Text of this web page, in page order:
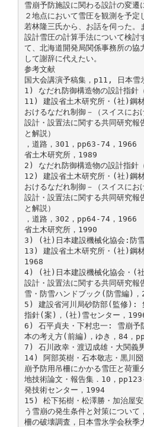
雪崩予防施設に関わる設計の変遷
２地点において雪圧を観測を予定
若林隆三氏から、お話を伺った。
設計雪圧の計算手法について検討
て、北海道開発局関係事務所の協
して謝辞に代えたい。
参考文献
国大会講演予稿集，p11, 日本
1) なだれ防御構造物の設計指針
11) 建設省土木研究所・(社)鋼
おけるなだれ制御－（スイスにお
設計・設置法に関する共同研究
と解説）
，道路，301，pp63-74，1966
省土木研究所，1989
2) なだれ防御構造物の設計指針
12) 建設省土木研究所・(社)鋼
おけるなだれ制御－（スイスにお
設計・設置法に関する共同研究
と解説）
，道路，302，pp64-74，1966
省土木研究所，1990
3) (社)日本建設機械化協会:防雪
13) 建設省土木研究所・(社)鋼
1968
4) (社)日本建設機械化協会・(
設計・設置法に関する共同研究
雪・防雪ハンドブック(防雪編)
5) 建設省河川局砂防部(監修):
指針(案)，(社)雪センター，
6) 石平貞夫・下村忠一: 雪崩予
本の考え方(前編)，ゆき，84，
7) 石川政幸・渡辺成雄・大関義
14) 阿部英樹・石本敬志・黒川
崩予防用吊柵にかかる雪圧と荷
地技術論文・報告集．10，
発技術センター，1994
15) 松下拓樹・松澤勝・加治屋
う雪崩の発生条件と対策につい
柵の破壊調査，日本雪氷学会秋季